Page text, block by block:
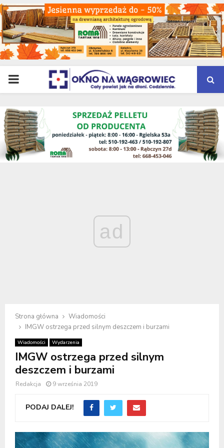
PRIMARY
MENU
ad
Strona główna
Wiadomości
IMGW ostrzega przed silnym deszczem i burzami
Wiadomości Wydarzenia
IMGW ostrzega przed silnym
deszczem i burzami
Redakcja 9 września 2019
PODAJ DALEJ!